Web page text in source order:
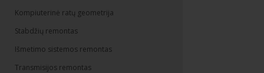
Kompiuterinė ratų geometrija
Stabdžių remontas
Išmetimo sistemos remontas
Transmisijos remontas